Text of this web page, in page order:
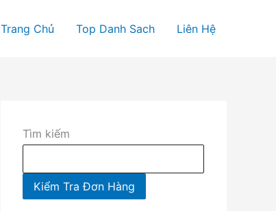
Trang Chủ Top Danh Sach Liên Hệ
Tìm kiếm
Kiểm Tra Đơn Hàng